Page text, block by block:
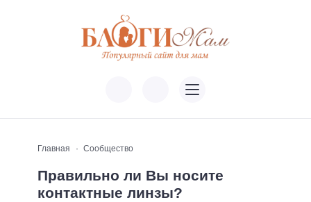
Главная Сообщество
Правильно ли Вы носите
контактные линзы?